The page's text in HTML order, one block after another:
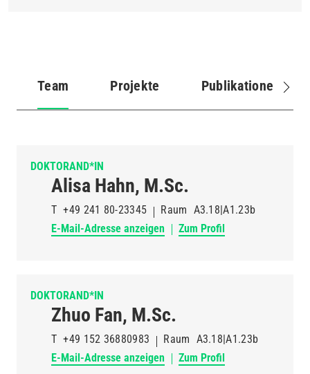
Team
(aktiver
Projekte Publikationen
DOKTORAND*IN
Alisa Hahn, M.Sc.
T +49 241 80-23345 Raum A3.18|A1.23b
E-Mail-Adresse anzeigen
Zum Profil
DOKTORAND*IN
Zhuo Fan, M.Sc.
T +49 152 36880983 Raum A3.18|A1.23b
E-Mail-Adresse anzeigen
Zum Profil